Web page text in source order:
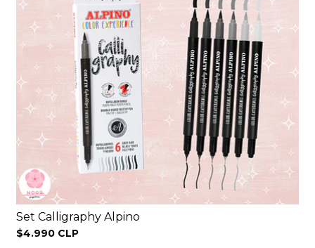
Set Calligraphy Alpino
$4.990 CLP